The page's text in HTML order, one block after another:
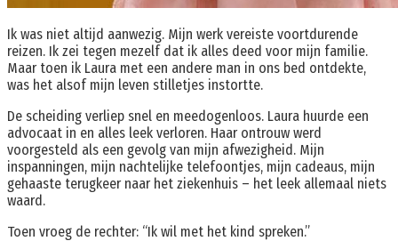
Ik was niet altijd aanwezig. Mijn werk vereiste voortdurende
reizen. Ik zei tegen mezelf dat ik alles deed voor mijn familie.
Maar toen ik Laura met een andere man in ons bed ontdekte,
was het alsof mijn leven stilletjes instortte.
De scheiding verliep snel en meedogenloos. Laura huurde een
advocaat in en alles leek verloren. Haar ontrouw werd
voorgesteld als een gevolg van mijn afwezigheid. Mijn
inspanningen, mijn nachtelijke telefoontjes, mijn cadeaus, mijn
gehaaste terugkeer naar het ziekenhuis – het leek allemaal niets
waard.
Toen vroeg de rechter: “Ik wil met het kind spreken.”